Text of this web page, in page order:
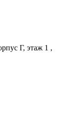
Г, этаж 1 ,